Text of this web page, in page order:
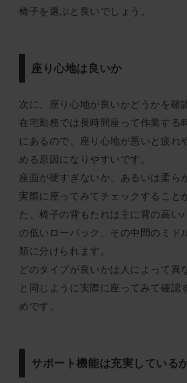
椅子を選ぶと良いでしょう。
座り心地は良いか
次に、座り心地が良いかどうかを確
在宅勤務では長時間座って作業する
にあるので、座り心地が悪いと疲れ
める原因になりやすいです。
座面が硬すぎないか、あるいは柔ら
実際に座ってみてチェックすること
た、椅子の背もたれは主に背の高い
の低いローバック、その中間のミド
類に分けられます。
どのタイプが良いかは人によって異
と同じように実際に座ってみて確認
めです。
サポート機能は充実している